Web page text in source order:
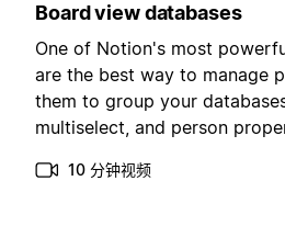
Board view databases
One of Notion's most
are the best way to manage
them to group your
multiselect, and person
10 分钟视频